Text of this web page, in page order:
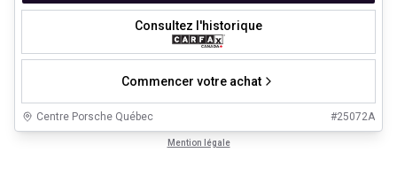
Consultez l'historique
Commencer votre achat
Centre Porsche Québec #25072A
Mention légale